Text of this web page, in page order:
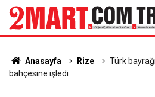
Anasayfa Rize
Türk
bahçesine işledi